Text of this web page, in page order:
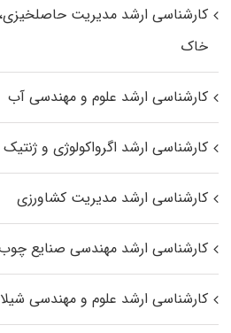
کارشناسی ارشد مدیریت
خاک
کارشناسی ارشد علوم و مهندسی آب
کارشناسی ارشد اگرواکولوژی و
کارشناسی ارشد مدیریت کشاورزی
کارشناسی ارشد مهندسی صنایع
کارشناسی ارشد علوم و مهندسی